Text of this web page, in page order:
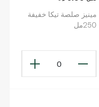
مينيز صلصة تيكا خفيفة
250مل
0